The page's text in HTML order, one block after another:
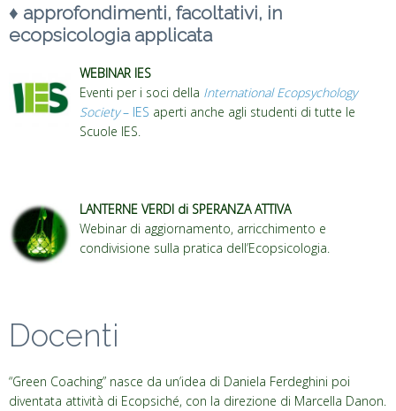
♦ approfondimenti, facoltativi, in
ecopsicologia applicata
WEBINAR IES
Eventi per i soci della International Ecopsychology
Society– IES aperti anche agli studenti di tutte le
Scuole IES.
LANTERNE VERDI di SPERANZA ATTIVA
Webinar di aggiornamento, arricchimento e
condivisione sulla pratica dell’Ecopsicologia.
Docenti
“Green Coaching” nasce da un’idea di Daniela Ferdeghini poi
diventata attività di Ecopsiché, con la direzione di Marcella Danon.